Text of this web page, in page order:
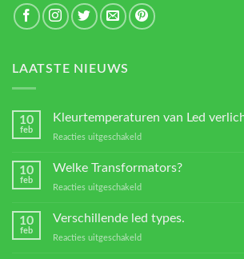
LAATSTE NIEUWS
10
feb
Kleurtemperaturen van Led
Reacties uitgeschakeld
van
verlichting
10
feb
Welke Transformators?
Reacties uitgeschakeld
Transformators?
10
feb
Verschillende led types.
Reacties uitgeschakeld